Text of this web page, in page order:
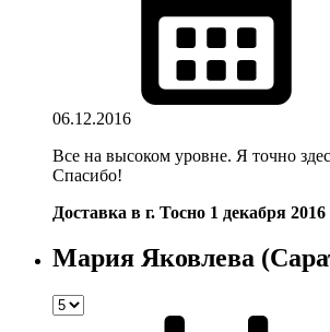
06.12.2016
Все на высоком уровне. Я точно
Спасибо!
Доставка в г. Тосно 1 декабря 2016
Мария Яковлева